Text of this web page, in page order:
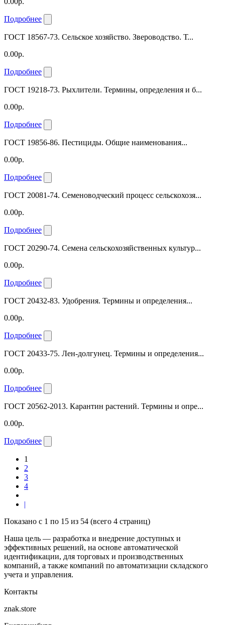
Подробнее
ГОСТ 18567-73. Сельское хозяйство. Звероводство. Т...
0.00р.
Подробнее
ГОСТ 19218-73. Рыхлители. Термины, определения и б...
0.00р.
Подробнее
ГОСТ 19856-86. Пестициды. Общие наименования...
0.00р.
Подробнее
ГОСТ 20081-74. Семеноводческий процесс сельскохозя...
0.00р.
Подробнее
ГОСТ 20290-74. Семена сельскохозяйственных культур...
0.00р.
Подробнее
ГОСТ 20432-83. Удобрения. Термины и определения...
0.00р.
Подробнее
ГОСТ 20433-75. Лен-долгунец. Термины и определения...
0.00р.
Подробнее
ГОСТ 20562-2013. Карантин растений. Термины и опре...
0.00р.
Подробнее
1
2
3
4
|
Показано с 1 по 15 из 54 (всего 4 страниц)
Наша цель — разработка и внедрение доступных и
эффективных решений, на основе автоматической
идентификации, для торговых и производственных
компаний, а также компаний по автоматизации складского
учета и управления.
Контакты
znak.store